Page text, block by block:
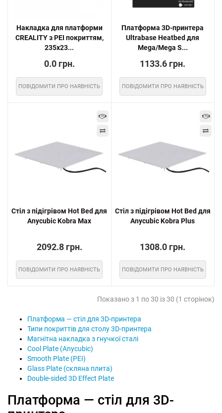
Накладка для платформи
CREALITY з PEI покриттям,
235x23...
0.0 грн.
ПОВІДОМИТИ ПРО НАЯВНІСТЬ
Платформа 3D-принтера
Ultrabase Heatbed для
Mega/Mega S...
1133.6 грн.
ПОВІДОМИТИ ПРО НАЯВНІСТЬ
Стіл з підігрівом Hot Bed для
Anycubic Kobra Max
2092.8 грн.
ПОВІДОМИТИ ПРО НАЯВНІСТЬ
Стіл з підігрівом Hot Bed для
Anycubic Kobra Plus
1308.0 грн.
ПОВІДОМИТИ ПРО НАЯВНІСТЬ
Показано з 1 по 30 із 30 (1 сторінок)
Платформа — стіл для 3D-принтера
Типи покриттів для столу 3D-принтера
Магнітна накладка з гнучкої сталі
Cool Plate (Anycubic)
Smooth Plate (PEI)
Glass Plate (скляна плита)
Double-sided 3D Effect Plate
Платформа — стіл для 3D-